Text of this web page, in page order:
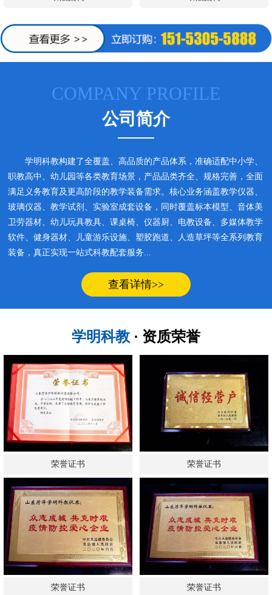
COMPANY PROFILE
公司简介
学明科教构建了全覆盖、高品质的产品体系，准确适配中小学、
职教高中、幼儿园等各类教育场景，产品品类齐全、规格完善，全面
满足义务教育及更高阶段的教学装备需求。核心业务涵盖教学仪器、
玻璃仪器、教学试剂、实验室成套设备，同时覆盖标本模型、音体美
卫劳器材、幼儿玩具教具、课桌椅、仪器厨、电教设备、多媒体教学
软件、健身器材、儿童游乐设施、塑胶跑道、人造草坪等全系列教育
装备，真正实现一站式科教配套服务...
查看详情>>
学明科教 · 资质荣誉
荣誉证书 荣誉证书
荣誉证书 荣誉证书